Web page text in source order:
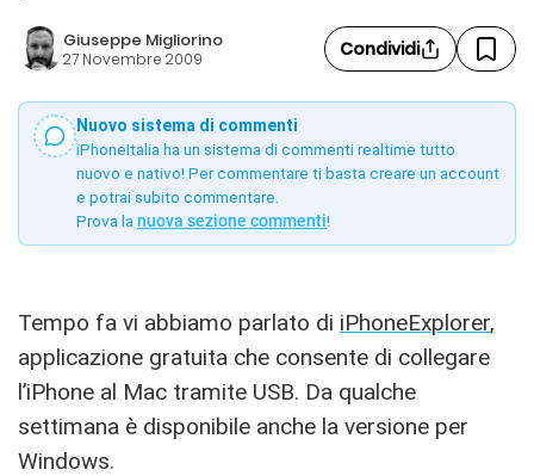
Giuseppe Migliorino
27 Novembre 2009 Condividi
Nuovo sistema di commenti
iPhoneItalia ha un sistema di commenti realtime tutto
nuovo e nativo! Per commentare ti basta creare un account
e potrai subito commentare.
Prova la nuova sezione commenti!
Tempo fa vi abbiamo parlato di iPhoneExplorer,
applicazione gratuita che consente di collegare
l’iPhone al Mac tramite USB. Da qualche
settimana è disponibile anche la versione per
Windows.